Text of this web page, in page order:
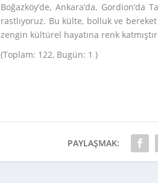
Boğazköy’de, Ankara’da,
rastlıyoruz. Bu külte, bolluk ve
zengin kültürel hayatına renk
(Toplam: 122, Bugün: 1 )
PAYLAŞMAK: